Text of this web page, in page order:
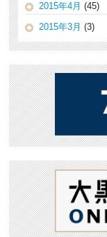
2015年4月 (45)
2015年3月 (3)